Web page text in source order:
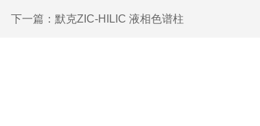
下一篇： 默克ZIC-HILIC 液相色谱柱